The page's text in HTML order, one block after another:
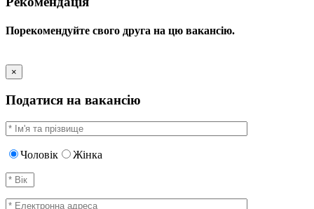
Порекомендуйте свого друга на цю вакансію.
×
Податися на вакансію
Чоловік Жінка